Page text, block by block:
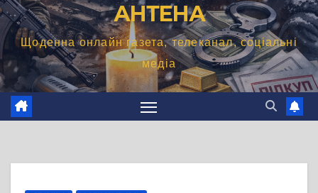
АНТЕНА
Щоденна онлайн газета, телеканал, соціальні
медіа